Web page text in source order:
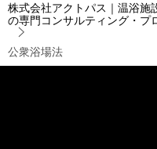
株式会社アクトパス｜温浴施
の専門コンサルティング・プ
公衆浴場法